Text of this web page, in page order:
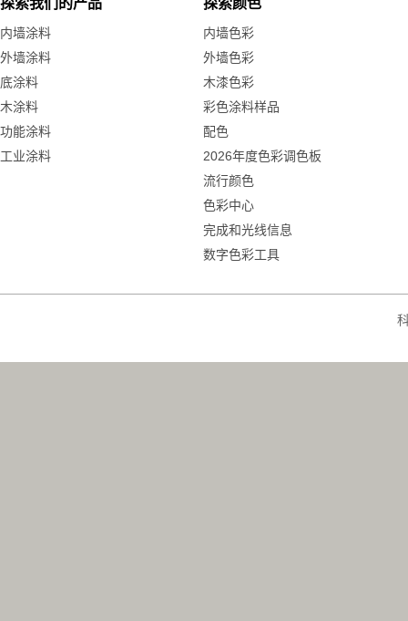
探索我们的产品
内墙涂料
外墙涂料
底涂料
木涂料
功能涂料
工业涂料
探索颜色
内墙色彩
外墙色彩
木漆色彩
彩色涂料样品
配色
2026年度色彩调色板
流行颜色
色彩中心
完成和光线信息
数字色彩工具